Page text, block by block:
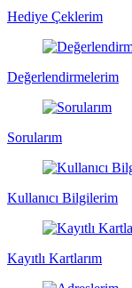
Hediye Çeklerim
Değerlendirmelerim
Sorularım
Kullanıcı Bilgilerim
Kayıtlı Kartlarım